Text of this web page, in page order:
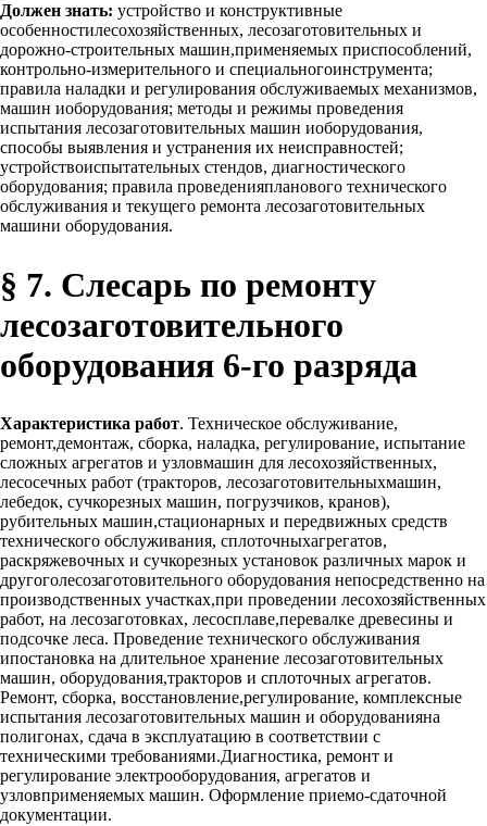
Должен знать: устройство и конструктивные
особенностилесохозяйственных, лесозаготовительных и
дорожно-строительных машин,применяемых приспособлений,
контрольно-измерительного и специальногоинструмента;
правила наладки и регулирования обслуживаемых механизмов,
машин иоборудования; методы и режимы проведения
испытания лесозаготовительных машин иоборудования,
способы выявления и устранения их неисправностей;
устройствоиспытательных стендов, диагностического
оборудования; правила проведенияпланового технического
обслуживания и текущего ремонта лесозаготовительных
машини оборудования.
§ 7. Слесарь по ремонту
лесозаготовительного
оборудования 6-го разряда
Характеристика работ. Техническое обслуживание,
ремонт,демонтаж, сборка, наладка, регулирование, испытание
сложных агрегатов и узловмашин для лесохозяйственных,
лесосечных работ (тракторов, лесозаготовительныхмашин,
лебедок, сучкорезных машин, погрузчиков, кранов),
рубительных машин,стационарных и передвижных средств
технического обслуживания, сплоточныхагрегатов,
раскряжевочных и сучкорезных установок различных марок и
другоголесозаготовительного оборудования непосредственно на
производственных участках,при проведении лесохозяйственных
работ, на лесозаготовках, лесосплаве,перевалке древесины и
подсочке леса. Проведение технического обслуживания
ипостановка на длительное хранение лесозаготовительных
машин, оборудования,тракторов и сплоточных агрегатов.
Ремонт, сборка, восстановление,регулирование, комплексные
испытания лесозаготовительных машин и оборудованияна
полигонах, сдача в эксплуатацию в соответствии с
техническими требованиями.Диагностика, ремонт и
регулирование электрооборудования, агрегатов и
узловприменяемых машин. Оформление приемо-сдаточной
документации.